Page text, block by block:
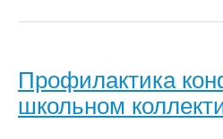
Профилактика
школьном